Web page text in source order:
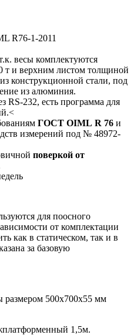
R76-1-2011
весы комплектуются
т и верхним листом толщиной
конструкционной стали, под
из алюминия.
RS-232, есть программа для
ГОСТ OIML R 76 и
измерений под № 48972-
поверкой от
для поосного
от комплектации
как в статическом, так и в
за базовую
размером 500х700х55 мм
1,5м.